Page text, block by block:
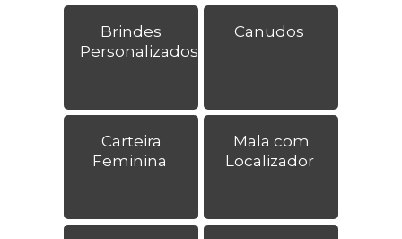
Brindes
Personalizados
Canudos
Carteira
Feminina
Mala com
Localizador